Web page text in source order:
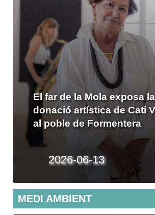
PÒDCAST: Aïda Miró
igualtat en la seva
exposició a Formentera
2026-02-23
MEDI AMBIENT